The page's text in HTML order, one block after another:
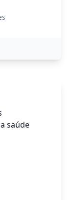
saúde